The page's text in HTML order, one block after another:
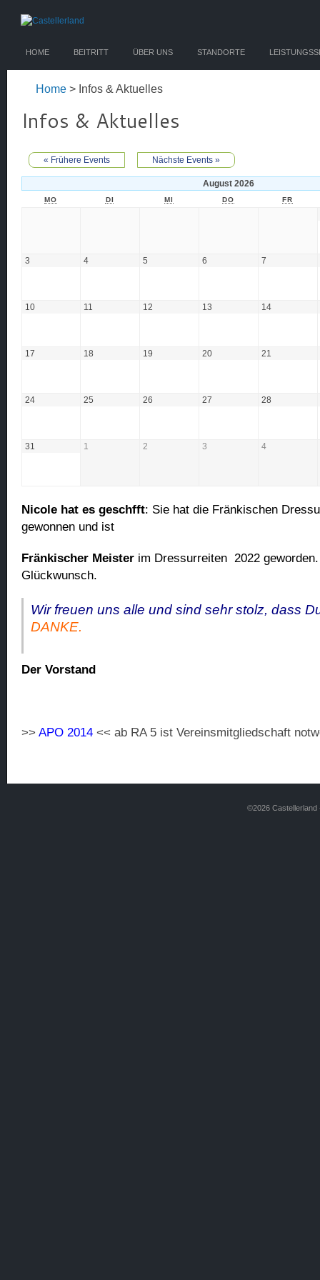
HOME BEITRITT ÜBER UNS STANDORTE
Home > Infos & Aktuelles
Infos & Aktuelles
« Frühere Events Nächste Events »
August 2026
MO DI MI DO FR
3 4 5 6 7
10 11 12 13 14
17 18 19 20 21
24 25 26 27 28
31 1 2 3 4
Nicole hat es geschfft: Sie hat die Fränkischen
gewonnen und ist
Fränkischer Meister im Dressurreiten 2022
Glückwunsch.
Wir freuen uns alle und sind sehr stolz, dass
DANKE.
Der Vorstand
>> APO 2014 << ab RA 5 ist Vereinsmitgliedschaft
©2026 Castellerland